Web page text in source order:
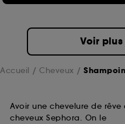
Voir
Accueil Cheveux
Avoir une chevelure de
cheveux Sephora. On le